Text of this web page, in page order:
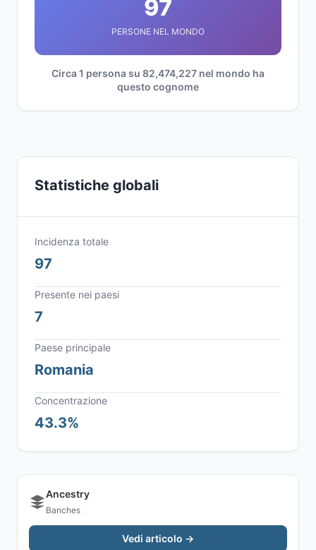
97
PERSONE NEL MONDO
Circa 1 persona su 82,474,227 nel mondo ha
questo cognome
Statistiche globali
Incidenza totale
97
Presente nei paesi
7
Paese principale
Romania
Concentrazione
43.3%
Ancestry
Banches
Vedi articolo →